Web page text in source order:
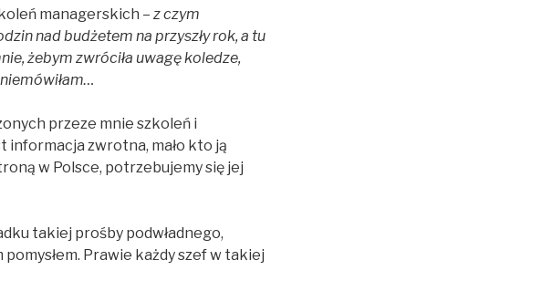
managerskich – z czym
nad budżetem na przyszły rok, a tu
żebym zwróciła uwagę koledze,
przeze mnie szkoleń i
informacja zwrotna, mało kto ją
w Polsce, potrzebujemy się jej
takiej prośby podwładnego,
Prawie każdy szef w takiej